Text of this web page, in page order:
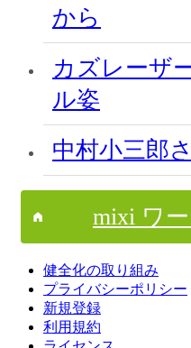
から
カズレーザ
ル姿
中村小三郎
mixi ワ
健全化の取り組み
プライバシーポリシー
新規登録
利用規約